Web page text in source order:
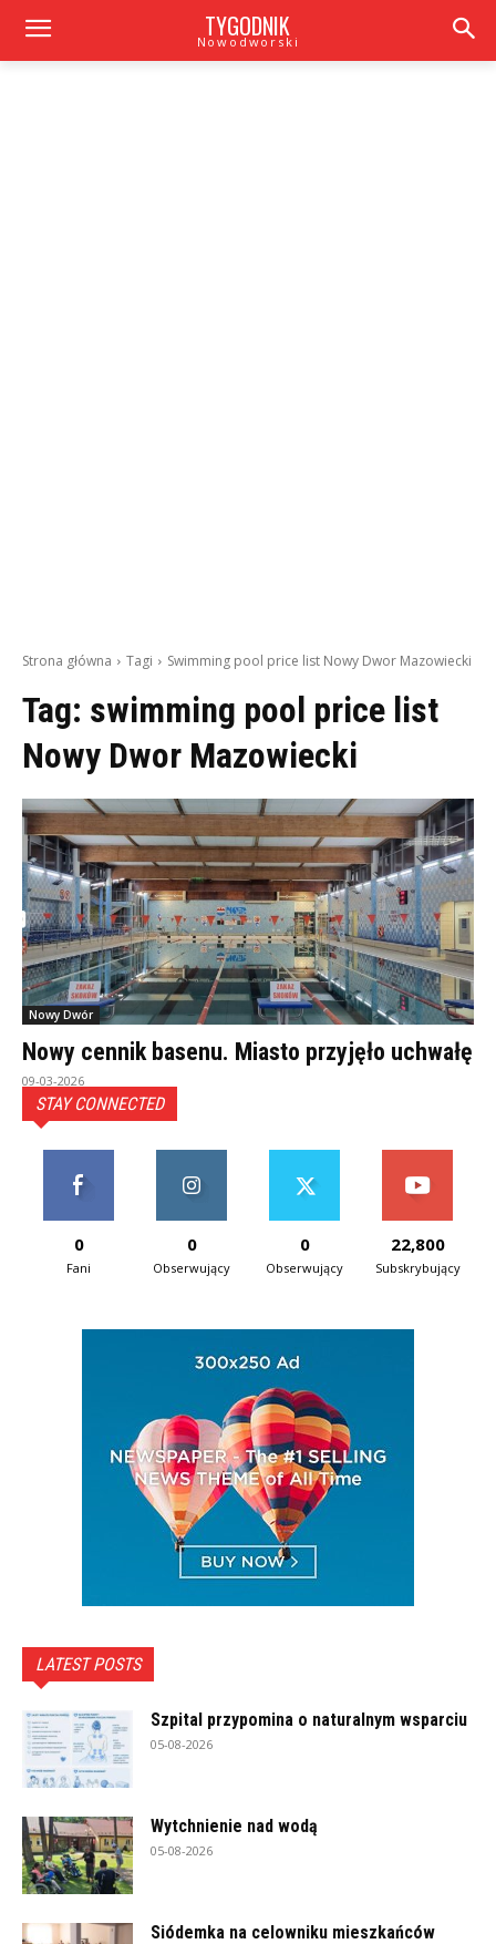
TYGODNIK
Nowodworski
Strona główna Tagi Swimming pool price list Nowy Dwor Mazowiecki
Tag: swimming pool price list
Nowy Dwor Mazowiecki
Nowy Dwór
Nowy cennik basenu. Miasto przyjęło uchwałę
09-03-2026
STAY CONNECTED
0
Fani
0
Obserwujący
0
Obserwujący
22,800
Subskrybujący
LATEST POSTS
Szpital przypomina o naturalnym wsparciu
05-08-2026
Wytchnienie nad wodą
05-08-2026
Siódemka na celowniku mieszkańców